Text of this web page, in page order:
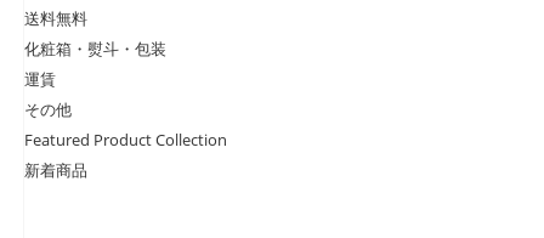
送料無料
化粧箱・熨斗・包装
運賃
その他
Featured Product Collection
新着商品